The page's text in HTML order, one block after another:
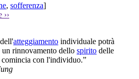
, sofferenza]
››
dell'atteggiamento individuale potrà
un rinnovamento dello spirito delle
comincia con l'individuo.”